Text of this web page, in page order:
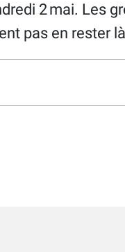
2 mai. Les
pas en rester